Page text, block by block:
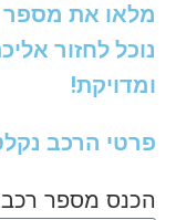
מלאו את מספר
נוכל לחזור
ומדויקת!
פרטי הרכב
הכנס מספר